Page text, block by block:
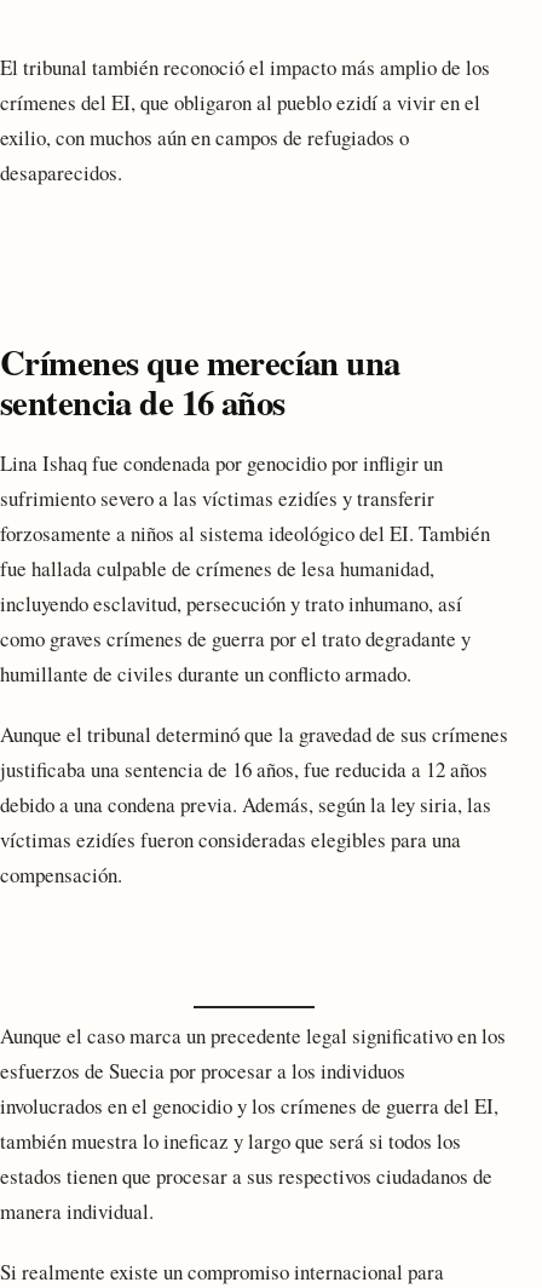
El tribunal también reconoció el impacto más amplio de los
crímenes del EI, que obligaron al pueblo ezidí a vivir en el
exilio, con muchos aún en campos de refugiados o
desaparecidos.
Crímenes que merecían una
sentencia de 16 años
Lina Ishaq fue condenada por genocidio por infligir un
sufrimiento severo a las víctimas ezidíes y transferir
forzosamente a niños al sistema ideológico del EI. También
fue hallada culpable de crímenes de lesa humanidad,
incluyendo esclavitud, persecución y trato inhumano, así
como graves crímenes de guerra por el trato degradante y
humillante de civiles durante un conflicto armado.
Aunque el tribunal determinó que la gravedad de sus crímenes
justificaba una sentencia de 16 años, fue reducida a 12 años
debido a una condena previa. Además, según la ley siria, las
víctimas ezidíes fueron consideradas elegibles para una
compensación.
Aunque el caso marca un precedente legal significativo en los
esfuerzos de Suecia por procesar a los individuos
involucrados en el genocidio y los crímenes de guerra del EI,
también muestra lo ineficaz y largo que será si todos los
estados tienen que procesar a sus respectivos ciudadanos de
manera individual.
Si realmente existe un compromiso internacional para